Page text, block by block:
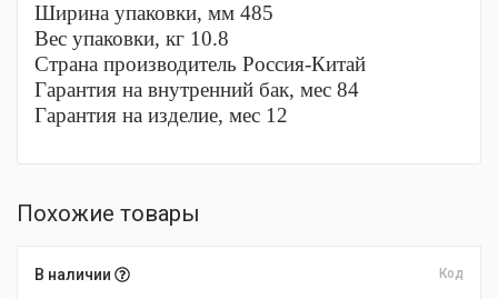
Ширина упаковки, мм 485
Вес упаковки, кг 10.8
Страна производитель Россия-Китай
Гарантия на внутренний бак, мес 84
Гарантия на изделие, мес 12
Похожие товары
В наличии Код